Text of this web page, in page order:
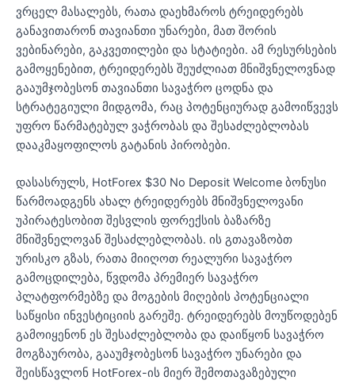
ვრცელ მასალებს, რათა დაეხმაროს ტრეიდერებს
განავითარონ თავიანთი უნარები, მათ შორის
ვებინარები, გაკვეთილები და სტატიები. ამ რესურსების
გამოყენებით, ტრეიდერებს შეუძლიათ მნიშვნელოვნად
გააუმჯობესონ თავიანთი სავაჭრო ცოდნა და
სტრატეგიული მიდგომა, რაც პოტენციურად გამოიწვევს
უფრო წარმატებულ ვაჭრობას და შესაძლებლობას
დააკმაყოფილოს გატანის პირობები.
დასასრულს, HotForex $30 No Deposit Welcome ბონუსი
წარმოადგენს ახალ ტრეიდერებს მნიშვნელოვანი
უპირატესობით შესვლის ფორექსის ბაზარზე
მნიშვნელოვან შესაძლებლობას. ის გთავაზობთ
ურისკო გზას, რათა მიიღოთ რეალური სავაჭრო
გამოცდილება, წვდომა პრემიერ სავაჭრო
პლატფორმებზე და მოგების მიღების პოტენციალი
საწყისი ინვესტიციის გარეშე. ტრეიდერებს მოუწოდებენ
გამოიყენონ ეს შესაძლებლობა და დაიწყონ სავაჭრო
მოგზაურობა, გააუმჯობესონ სავაჭრო უნარები და
შეისწავლონ HotForex-ის მიერ შემოთავაზებული